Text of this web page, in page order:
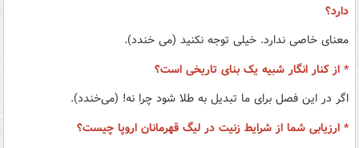
دارد؟
معنای خاصی ندارد. خیلی توجه نکنید (می خندد).
* از کنار انگار شبیه یک بنای تاریخی است؟
اگر در این فصل برای ما تبدیل به طلا شود چرا نه! (می‌خندد).
* ارزیابی شما از شرایط زنیت در لیگ قهرمانان اروپا چیست؟